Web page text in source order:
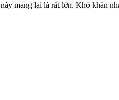
mang lại là rất lớn. Khó khăn